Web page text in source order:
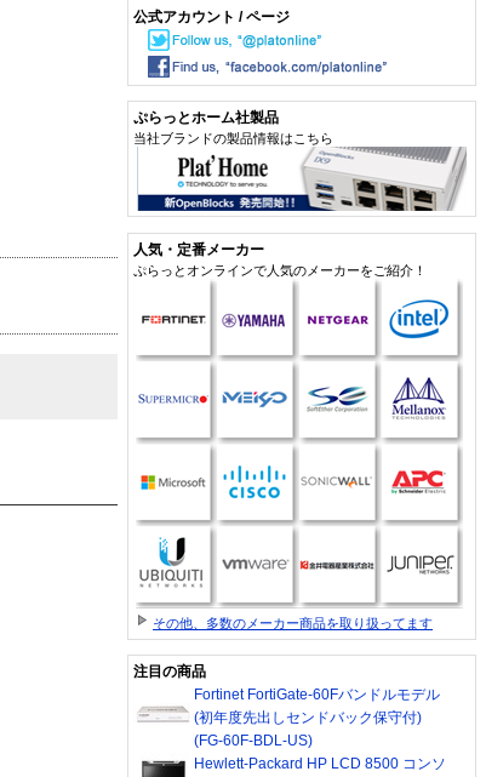
公式アカウント / ページ
ぷらっとホーム社製品
当社ブランドの製品情報はこちら
人気・定番メーカー
ぷらっとオンラインで人気のメーカーをご紹介！
その他、多数のメーカー商品を取り扱ってます
注目の商品
Fortinet FortiGate-60Fバンドルモデル
(初年度先出しセンドバック保守付)
(FG-60F-BDL-US)
Hewlett-Packard HP LCD 8500 コンソ